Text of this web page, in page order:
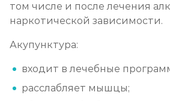
Кодирование Аквилонгом
от 4 000 ₽
Кодирование Алгоминалом
том числе и после лечения
наркотической зависимости.
Акупунктура:
входит в лечебные
расслабляет мышцы;